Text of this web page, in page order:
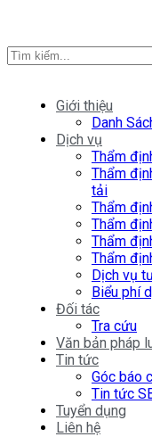
Giới thiệu
Danh
Dịch vụ
Thẩm
Thẩm
tải
Thẩm
Thẩm
Thẩm
Thẩm
Dịch vụ
Biểu phí
Đối tác
Tra cứu
Văn bản pháp
Tin tức
Góc báo
Tin tức
Tuyển dụng
Liên hệ